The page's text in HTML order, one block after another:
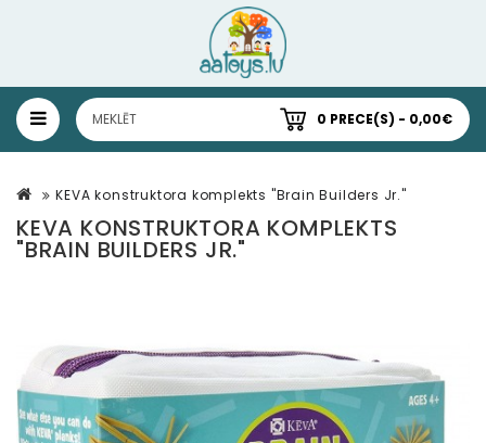
0 PRECE(S) - 0,00€
KEVA konstruktora komplekts "Brain Builders Jr."
KEVA KONSTRUKTORA KOMPLEKTS
"BRAIN BUILDERS JR."